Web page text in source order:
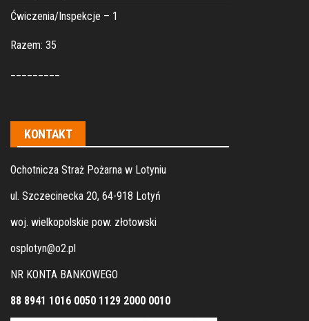
Ćwiczenia/Inspekcje – 1
Razem: 35
KONTAKT
Ochotnicza Straż Pożarna w Lotyniu
ul. Szczecinecka 20, 64-918 Lotyń
woj. wielkopolskie pow. złotowski
osplotyn@o2.pl
NR KONTA BANKOWEGO
88 8941 1016 0050 1129 2000 0010